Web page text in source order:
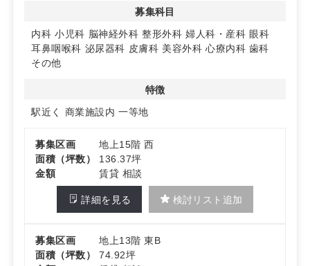
キャロットタワーは駐車場完備で、訪れる患者さまにとっ
ても利便性が高いです。建物内にはエレベーターもあり、
どのフロアへのアクセスも快適に行えます。詳細はお問い
合わせください。
募集科目
内科 小児科 脳神経外科 整形外科 婦人科・産科 眼科
耳鼻咽喉科 泌尿器科 皮膚科 美容外科 心療内科 歯科
その他
特徴
駅近く
商業施設内 一等地
募集区画
地上15階 西
面積（坪数）
136.37坪
金額
賃貸 相談
詳細を見る 検討リスト追加
募集区画
地上13階 東B
面積（坪数）
74.92坪